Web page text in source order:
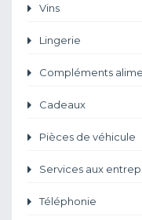
Vins
Lingerie
Compléments
Cadeaux
Pièces de véhicule
Services aux
Téléphonie